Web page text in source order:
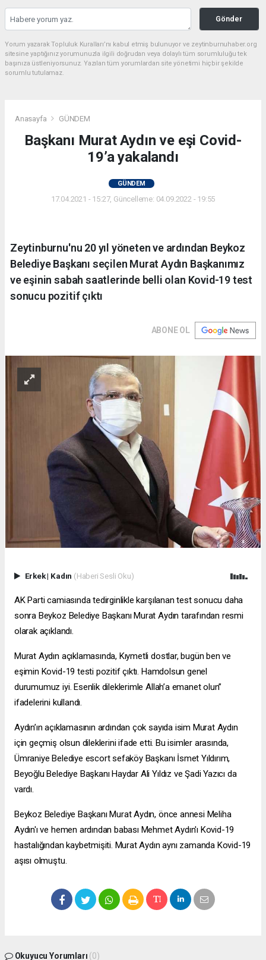
Gönder
Yorum yazarak Topluluk Kuralları’nı kabul etmiş bulunuyor ve zeytinburnuhaber.org
sitesine yaptığınız yorumunuzla ilgili doğrudan veya dolaylı tüm sorumluluğu tek
başınıza üstleniyorsunuz. Yazılan tüm yorumlardan site yönetimi hiçbir şekilde
sorumlu tutulamaz.
Anasayfa GÜNDEM
Başkanı Murat Aydın ve eşi Covid-
19’a yakalandı
GÜNDEM
17.04.2021 - 15:27, Güncelleme: 04.09.2022 - 19:55
Zeytinburnu'nu 20 yıl yöneten ve ardından Beykoz
Belediye Başkanı seçilen Murat Aydın Başkanımız
ve eşinin sabah saatlerinde belli olan Kovid-19 test
sonucu pozitif çıktı
ABONE OL
Erkek| Kadın (Haberi Sesli Oku)
AK Parti camiasında tedirginlikle karşılanan test sonucu daha
sonra Beykoz Belediye Başkanı Murat Aydın tarafından resmi
olarak açıklandı.
Murat Aydın açıklamasında, Kıymetli dostlar, bugün ben ve
eşimin Kovid-19 testi pozitif çıktı. Hamdolsun genel
durumumuz iyi. Esenlik dileklerimle Allah’a emanet olun”
ifadelerini kullandı.
Aydın’ın açıklamasının ardından çok sayıda isim Murat Aydın
için geçmiş olsun dileklerini ifade etti. Bu isimler arasında,
Ümraniye Belediye escort sefaköyBaşkanı İsmet Yıldırım,
Beyoğlu Belediye Başkanı Haydar Ali Yıldız ve Şadi Yazıcı da
vardı.
Beykoz Belediye Başkanı Murat Aydın, önce annesi Meliha
Aydın'ı ve hemen ardından babası Mehmet Aydın'ı Kovid-19
hastalığından kaybetmişiti. Murat Aydın aynı zamanda Kovid-19
aşısı olmuştu.
Okuyucu Yorumları (0)